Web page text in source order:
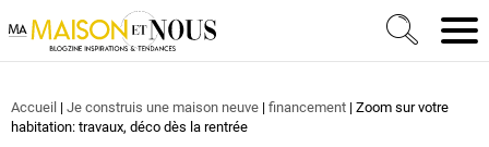
Ma Maison et Nous Construction, rénovation &
Accueil | Je construis une maison neuve | financement | Zoom sur votre
habitation: travaux, déco dès la rentrée